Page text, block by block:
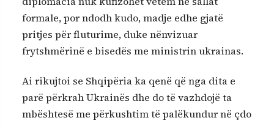
formale, por ndodh kudo, madje edhe gjatë
pritjes për fluturime, duke nënvizuar
frytshmërinë e bisedës me ministrin ukrainas.
Ai rikujtoi se Shqipëria ka qenë që nga dita e
parë përkrah Ukrainës dhe do të vazhdojë ta
mbështesë me përkushtim të palëkundur në çdo